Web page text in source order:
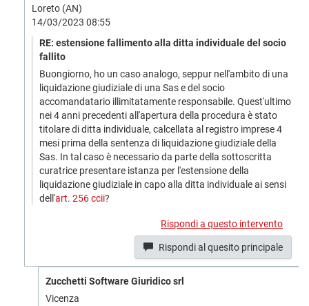
Loreto (AN)
14/03/2023 08:55
RE: estensione fallimento alla ditta individuale del socio
fallito
Buongiorno, ho un caso analogo, seppur nell'ambito di una
liquidazione giudiziale di una Sas e del socio
accomandatario illimitatamente responsabile. Quest'ultimo
nei 4 anni precedenti all'apertura della procedura è stato
titolare di ditta individuale, calcellata al registro imprese 4
mesi prima della sentenza di liquidazione giudiziale della
Sas. In tal caso è necessario da parte della sottoscritta
curatrice presentare istanza per l'estensione della
liquidazione giudiziale in capo alla ditta individuale ai sensi
dell'art. 256 ccii?
Rispondi a questo intervento
Rispondi al quesito principale
Zucchetti Software Giuridico srl
Vicenza